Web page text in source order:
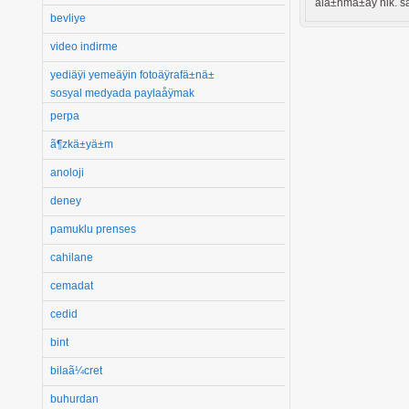
bevliye
video indirme
yediäÿi yemeäÿin fotoäÿrafä±nä±
sosyal medyada paylaåÿmak
perpa
ã¶zkä±yä±m
anoloji
deney
pamuklu prenses
cahilane
cemadat
cedid
bint
bilaã¼cret
buhurdan
alä±nmä±åÿ nik.